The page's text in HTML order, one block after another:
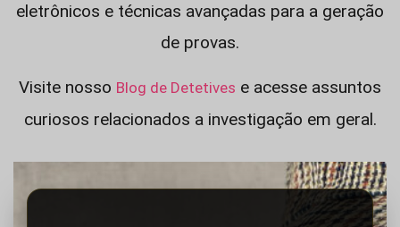
eletrônicos e técnicas avançadas para a geração
de provas.
Visite nosso Blog de Detetives e acesse assuntos
curiosos relacionados a investigação em geral.